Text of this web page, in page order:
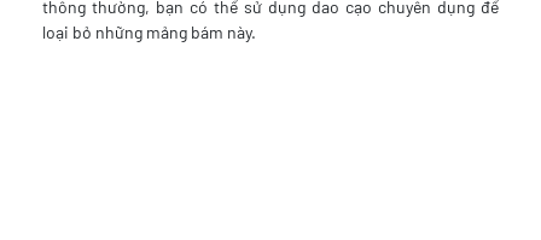
thông thường, bạn có thể sử dụng dao cạo chuyên dụng để
loại bỏ những mảng bám này.